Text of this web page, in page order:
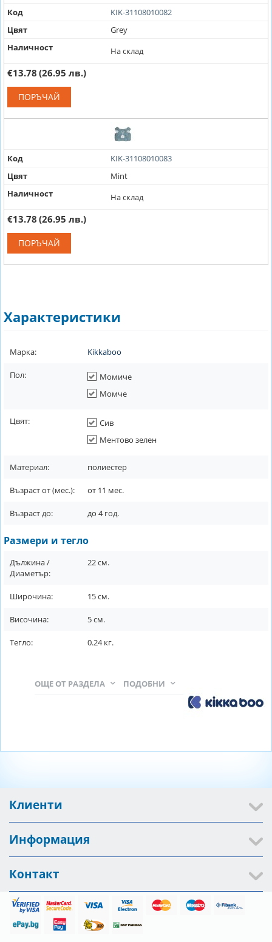
Код
KIK-31108010082
Цвят
Grey
Наличност
На склад
€13.78 (26.95 лв.)
ПОРЪЧАЙ
Код
KIK-31108010083
Цвят
Mint
Наличност
На склад
€13.78 (26.95 лв.)
ПОРЪЧАЙ
Характеристики
Марка: Kikkaboo
Пол:
Момиче
Момче
Цвят:
Сив
Ментово зелен
Материал: полиестер
Възраст от (мес.): от 11 мес.
Възраст до: до 4год.
Размери и тегло
Дължина /
Диаметър:
22см.
Широчина: 15см.
Височина: 5см.
Тегло: 0.24кг.
ПОДОБНИ
ОЩЕ ОТ РАЗДЕЛА
Клиенти
Информация
Контакт